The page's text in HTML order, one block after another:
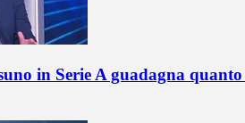
in Serie A guadagna